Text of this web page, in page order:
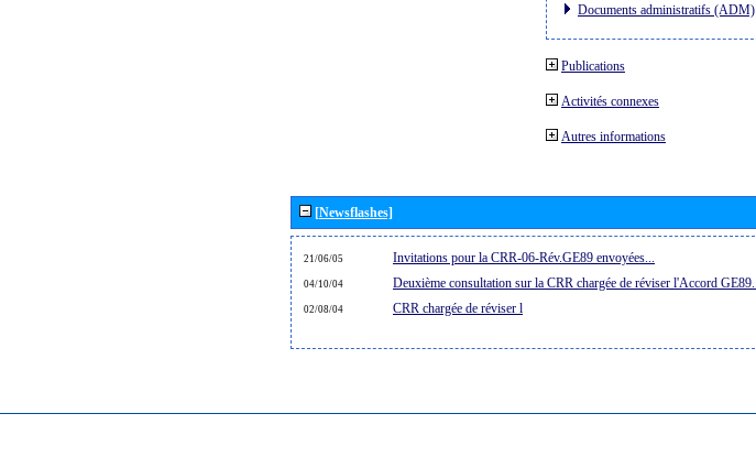
Documents administratifs (ADM)
Publications
Activités connexes
Autres informations
[Newsflashes]
21/06/05 Invitations pour la CRR-06-Rév.GE89 envoyées...
04/10/04 Deuxième consultation sur la CRR chargée de réviser l'Accord GE89...
02/08/04 CRR chargée de réviser l